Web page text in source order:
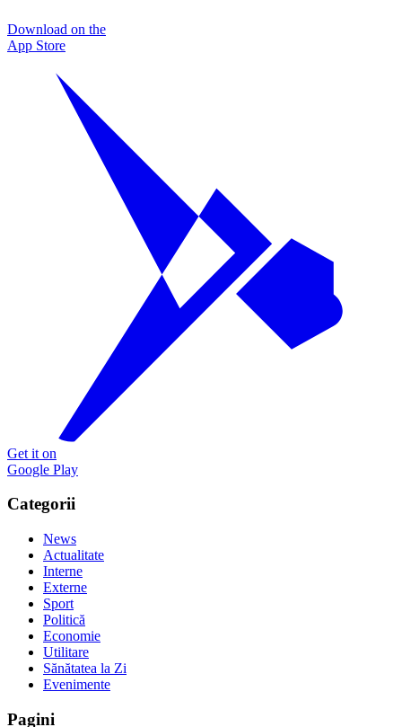
Download on the
App Store
Get it on
Google Play
Categorii
News
Actualitate
Interne
Externe
Sport
Politică
Economie
Utilitare
Sănătatea la Zi
Evenimente
Pagini